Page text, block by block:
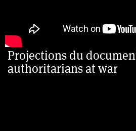
Projections du
authoritarians at war